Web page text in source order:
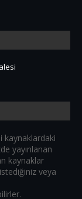
kaynaklardaki
yayınlanan
kaynaklar
veya